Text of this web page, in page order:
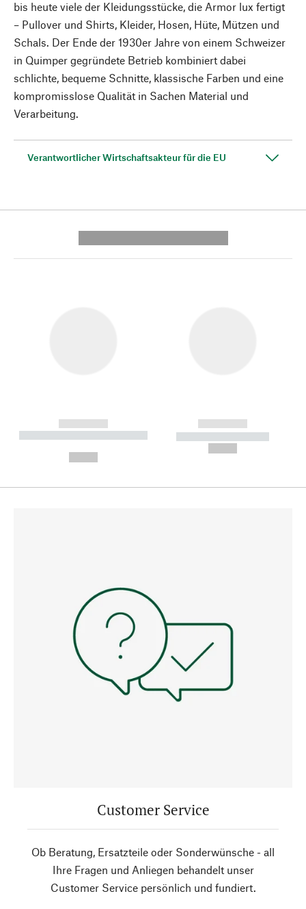
bis heute viele der Kleidungsstücke, die Armor lux fertigt
– Pullover und Shirts, Kleider, Hosen, Hüte, Mützen und
Schals. Der Ende der 1930er Jahre von einem Schweizer
in Quimper gegründete Betrieb kombiniert dabei
schlichte, bequeme Schnitte, klassische Farben und eine
kompromisslose Qualität in Sachen Material und
Verarbeitung.
Verantwortlicher Wirtschaftsakteur für die EU
------------
----------- ----------- --------
------------
----------- -----------
Customer Service
Ob Beratung, Ersatzteile oder Sonderwünsche - all
Ihre Fragen und Anliegen behandelt unser
Customer Service persönlich und fundiert.